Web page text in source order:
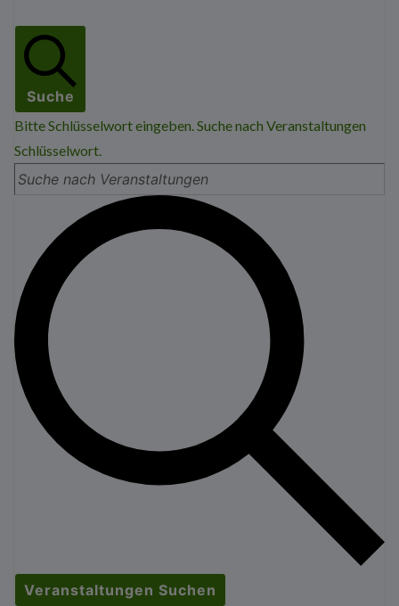
Suche
Bitte Schlüsselwort eingeben. Suche nach Veranstaltungen
Schlüsselwort.
Veranstaltungen Suchen